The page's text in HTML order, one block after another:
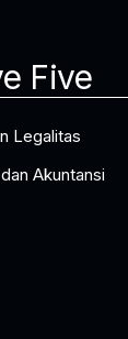
Five
Legalitas
Akuntansi